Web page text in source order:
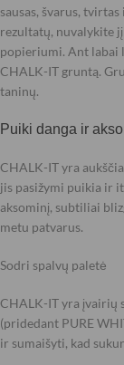
sausas, švarus,
rezultatų, nuvalykite
popieriumi. Ant labai
CHALK-IT gruntą.
taninų.
Puiki danga ir
CHALK-IT yra
jis pasižymi puikia ir
aksominį, subtiliai
metu patvarus.
Sodri spalvų paletė
CHALK-IT yra įvairių
(pridedant PURE
ir sumaišyti, kad